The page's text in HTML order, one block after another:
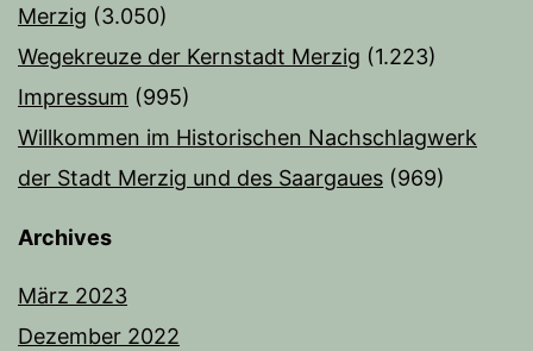
Merzig (3.050)
Wegekreuze der Kernstadt Merzig (1.223)
Impressum (995)
Willkommen im Historischen Nachschlagwerk
der Stadt Merzig und des Saargaues (969)
Archives
März 2023
Dezember 2022